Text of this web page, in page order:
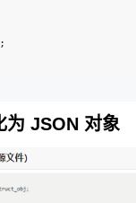
为 JSON 对象